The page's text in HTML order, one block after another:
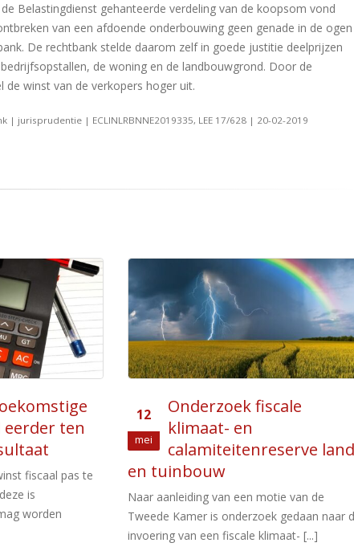
Belastingdienst gehanteerde verdeling van de koopsom vond
van een afdoende onderbouwing geen genade in de ogen
De rechtbank stelde daarom zelf in goede justitie deelprijzen
de woning en de landbouwgrond. Door de
de winst van de verkopers hoger uit.
| jurisprudentie | ECLINLRBNNE2019335, LEE 17/628 | 20-02-2019
land-
van de
gedaan naar de
[...]
04
Jan
Energielijst 2024
vastgesteld
De minister van EZK heeft de
Energielijst 2024 vastgesteld. Deze lijst bevat
de bedrijfsmiddelen, die bij investering in
2024 [...]